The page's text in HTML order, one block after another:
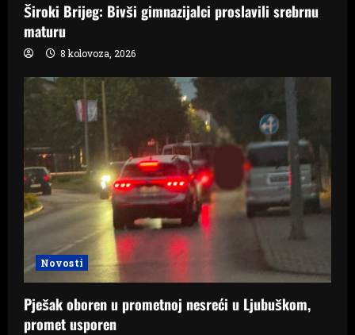
Široki Brijeg: Bivši gimnazijalci proslavili srebrnu
maturu
8 kolovoza, 2026
Novosti
Pješak oboren u prometnoj nesreći u Ljubuškom,
promet usporen